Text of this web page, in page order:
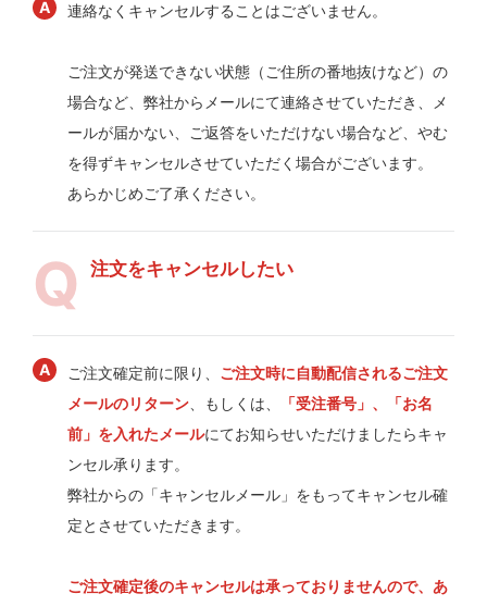
連絡なくキャンセルすることはございません。
ご注文が発送できない状態（ご住所の番地抜けなど）の
場合など、弊社からメールにて連絡させていただき、メ
ールが届かない、ご返答をいただけない場合など、やむ
を得ずキャンセルさせていただく場合がございます。
あらかじめご了承ください。
注文をキャンセルしたい
ご注文確定前に限り、 ご注文時に自動配信されるご注文
メールのリターン 、もしくは、
「受注番号」、「お名
前」を入れたメールにてお知らせいただけましたらキャ
ンセル承ります。
弊社からの「キャンセルメール」をもってキャンセル確
定とさせていただきます。
ご注文確定後のキャンセルは承っておりませんので、あ